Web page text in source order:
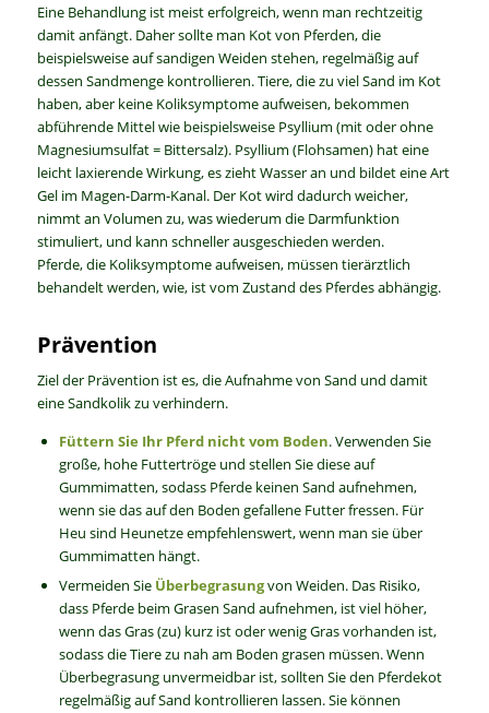
Eine Behandlung ist meist erfolgreich, wenn man rechtzeitig
damit anfängt. Daher sollte man Kot von Pferden, die
beispielsweise auf sandigen Weiden stehen, regelmäßig auf
dessen Sandmenge kontrollieren. Tiere, die zu viel Sand im Kot
haben, aber keine Koliksymptome aufweisen, bekommen
abführende Mittel wie beispielsweise Psyllium (mit oder ohne
Magnesiumsulfat = Bittersalz). Psyllium (Flohsamen) hat eine
leicht laxierende Wirkung, es zieht Wasser an und bildet eine Art
Gel im Magen-Darm-Kanal. Der Kot wird dadurch weicher,
nimmt an Volumen zu, was wiederum die Darmfunktion
stimuliert, und kann schneller ausgeschieden werden.
Pferde, die Koliksymptome aufweisen, müssen tierärztlich
behandelt werden, wie, ist vom Zustand des Pferdes abhängig.
Prävention
Ziel der Prävention ist es, die Aufnahme von Sand und damit
eine Sandkolik zu verhindern.
Füttern Sie Ihr Pferd nicht vom Boden. Verwenden Sie
große, hohe Futtertröge und stellen Sie diese auf
Gummimatten, sodass Pferde keinen Sand aufnehmen,
wenn sie das auf den Boden gefallene Futter fressen. Für
Heu sind Heunetze empfehlenswert, wenn man sie über
Gummimatten hängt.
Vermeiden Sie Überbegrasungvon Weiden. Das Risiko,
dass Pferde beim Grasen Sand aufnehmen, ist viel höher,
wenn das Gras (zu) kurz ist oder wenig Gras vorhanden ist,
sodass die Tiere zu nah am Boden grasen müssen. Wenn
Überbegrasung unvermeidbar ist, sollten Sie den Pferdekot
regelmäßig auf Sand kontrollieren lassen. Sie können